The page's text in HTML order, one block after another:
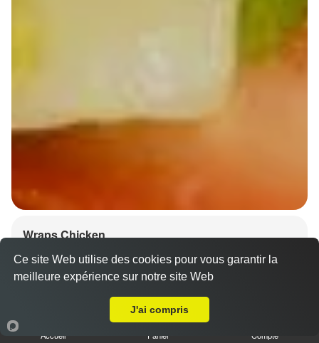
Wraps Chicken
8.50 €
Accueil Panier Compte
Ce site Web utilise des cookies pour vous garantir la
meilleure expérience sur notre site Web
J'ai compris